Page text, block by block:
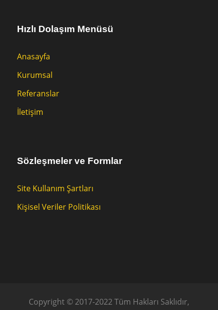
Hızlı Dolaşım Menüsü
Anasayfa
Kurumsal
Referanslar
İletişim
Sözleşmeler ve Formlar
Site Kullanım Şartları
Kişisel Veriler Politikası
Copyright © 2017-2022 Tüm Hakları Saklıdır,